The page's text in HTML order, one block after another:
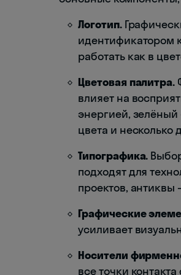
Логотип.
идентификатором
работать как в
Цветовая палитра.
влияет на
энергией,
цвета и несколько
Типографика.
подходят для
проектов,
Графические
усиливает
Носители
все точки